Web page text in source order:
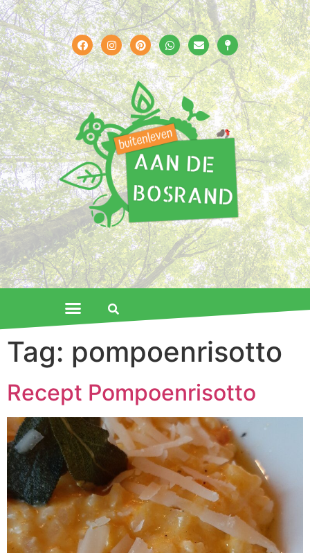
Tag: pompoenrisotto
Recept Pompoenrisotto